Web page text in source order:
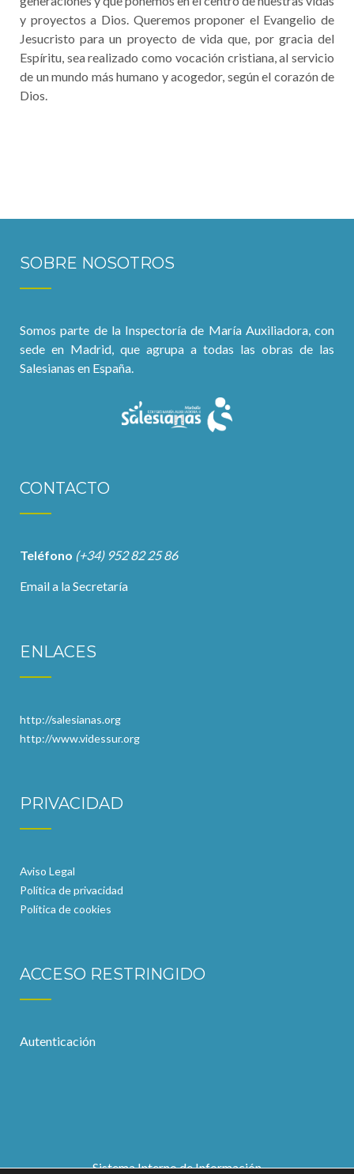
y proyectos a Dios. Queremos proponer el Evangelio de
Jesucristo para un proyecto de vida que, por gracia del
Espíritu, sea realizado como vocación cristiana, al servicio
de un mundo más humano y acogedor, según el corazón de
Dios.
SOBRE NOSOTROS
Somos parte de la Inspectoría de María Auxiliadora, con
sede en Madrid, que agrupa a todas las obras de las
Salesianas en España.
CONTACTO
Teléfono (+34) 952 82 25 86
Email a la Secretaría
ENLACES
http://salesianas.org
http://www.videssur.org
PRIVACIDAD
Aviso Legal
Política de privacidad
Política de cookies
ACCESO RESTRINGIDO
Autenticación
Sistema Interno de Información